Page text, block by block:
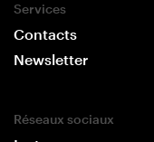
Services
Contacts
Newsletter
Réseaux sociaux